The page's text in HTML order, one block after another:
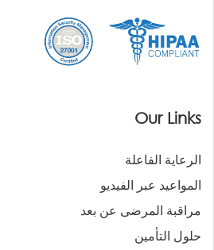
Our Links
الرعاية الفاعلة
المواعيد عبر الفيديو
مراقبة المرضى عن بعد
حلول التأمين